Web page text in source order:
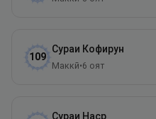
109
Сураи Кофирун
Маккӣ•6 оят
Сураи Наср